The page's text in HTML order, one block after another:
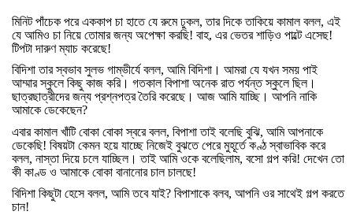
মিনিট পাঁচেক পরে এককাপ চা হাতে যে রুমে ঢুকল,তার দিকে তাকিয়ে কামাল বলল, এই
যে আমিও চা নিয়ে তোমার জন্য অপেক্ষা করছি! বাহ, এর ভেতর শাড়িও পাল্টে এসেছ!
টিপটা দারুণ ম্যাচ করেছে!
বিদিশা তার স্বভাব সুলভ গাম্ভীর্যে বলল, আমি বিদিশা। আমরা যে যখন সময় পাই
আম্মার স্কুলে কিছু কাজ করি। গতকাল বিপাশা অনেক রাত পর্যন্ত স্কুলে ছিল।
ছাত্রছাত্রীদের জন্য প্রশ্নপত্র তৈরি করেছে। আজ আমি যাচ্ছি। আপনি নাকি
আমাকে ডেকেছেন?
এবার কামাল খাঁটি বোকা বোকা স্বরে বলল, বিপাশা তাই বলেছি বুঝি, আমি আপনাকে
ডেকেছি! বিষয়টা কেমন হয়ে যাচ্ছে নিজেই বুঝতে পেরে মুহূর্তে কণ্ঠ স্বাভাবিক করে
বলল, নাস্তা দিয়ে চলে যাচ্ছিল। তাই আমি ওকে বলেছিলাম, বসো গল্প করি! দেখেন তো
কী কাণ্ড ও আমাকে বোকা বানানোর চাল চালছে!
বিদিশা কিছুটা হেসে বলল, আমি তবে যাই? বিপাশাকে বলব, আপনি ওর সাথেই গল্প করতে
চান!